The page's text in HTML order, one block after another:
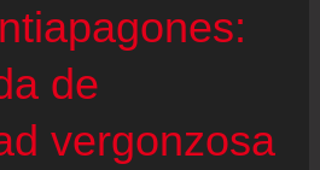
de
vergonzosa